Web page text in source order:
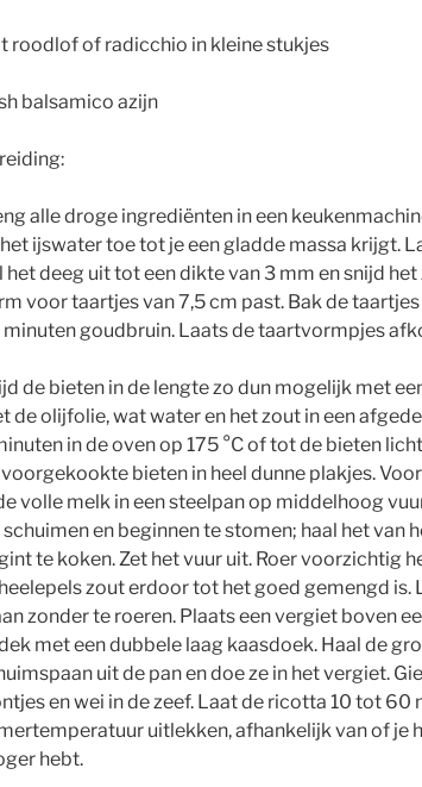
roodlof of radicchio in kleine stukjes
balsamico azijn
alle droge ingrediënten in een
ijswater toe tot je een gladde massa krijgt.
het deeg uit tot een dikte van 3 mm en snijd
voor taartjes van 7,5 cm past. Bak de taartjes
goudbruin. Laats de taartvormpjes
de bieten in de lengte zo dun mogelijk met
de olijfolie, wat water en het zout in een
in de oven op 175 °C of tot de bieten
bieten in heel dunne plakjes.
volle melk in een steelpan op middelhoog
schuimen en beginnen te stomen; haal het van
te koken. Zet het vuur uit. Roer voorzichtig
zout erdoor tot het goed gemengd is.
zonder te roeren. Plaats een vergiet boven
met een dubbele laag kaasdoek. Haal de
uit de pan en doe ze in het vergiet.
en wei in de zeef. Laat de ricotta 10 tot 60
uitlekken, afhankelijk van of je
hebt.